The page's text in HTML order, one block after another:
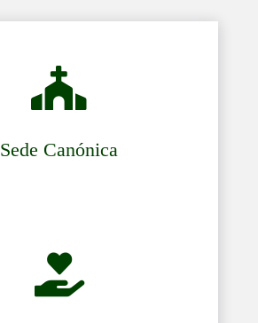

Sede Canónica
